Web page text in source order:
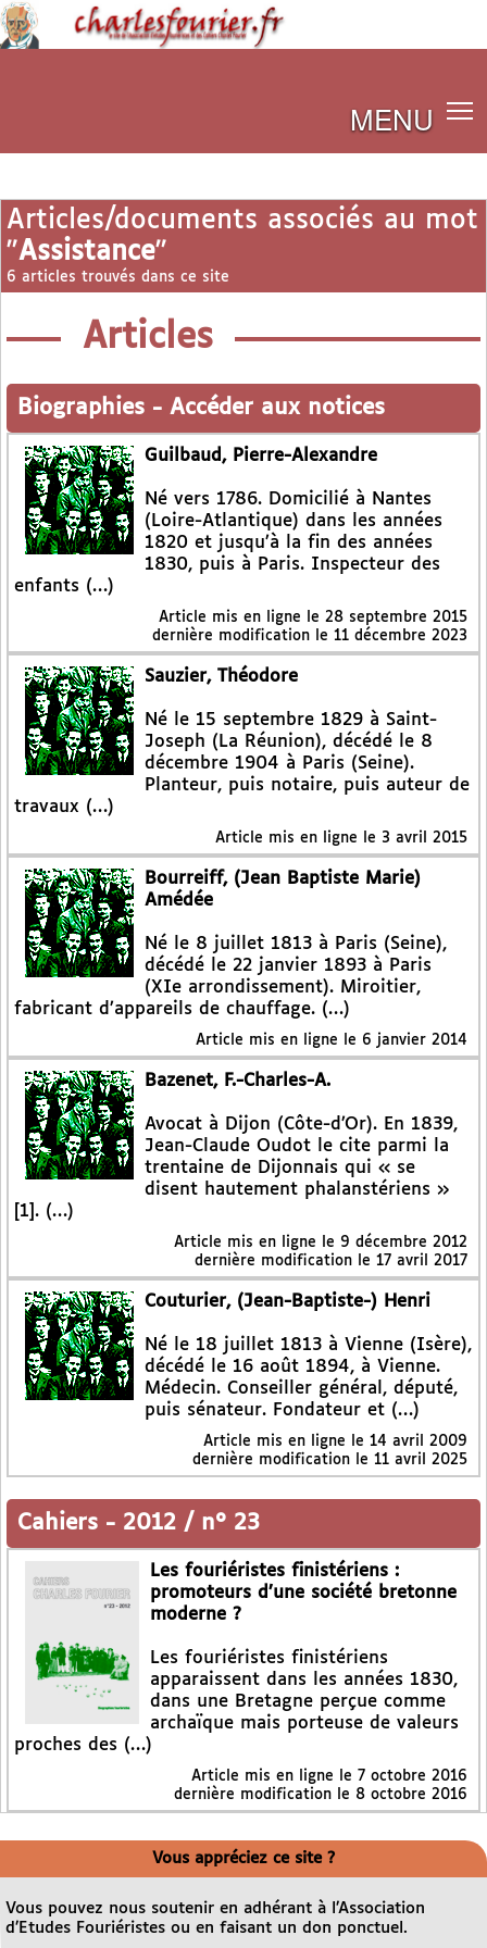
MENU
Articles/documents associés au mot
"Assistance"
6 articles trouvés dans ce site
Articles
Biographies - Accéder aux notices
Guilbaud, Pierre-Alexandre
Né vers 1786. Domicilié à Nantes
(Loire-Atlantique) dans les années
1820 et jusqu’à la fin des années
1830, puis à Paris. Inspecteur des
enfants (…)
Article mis en ligne le 28 septembre 2015
dernière modification le 11 décembre 2023
Sauzier, Théodore
Né le 15 septembre 1829 à Saint-
Joseph (La Réunion), décédé le 8
décembre 1904 à Paris (Seine).
Planteur, puis notaire, puis auteur de
travaux (…)
Article mis en ligne le 3 avril 2015
Bourreiff, (Jean Baptiste Marie)
Amédée
Né le 8 juillet 1813 à Paris (Seine),
décédé le 22 janvier 1893 à Paris
(XIe arrondissement). Miroitier,
fabricant d’appareils de chauffage. (…)
Article mis en ligne le 6 janvier 2014
Bazenet, F.-Charles-A.
Avocat à Dijon (Côte-d’Or). En 1839,
Jean-Claude Oudot le cite parmi la
trentaine de Dijonnais qui « se
disent hautement phalanstériens »
[1]. (…)
Article mis en ligne le 9 décembre 2012
dernière modification le 17 avril 2017
Couturier, (Jean-Baptiste-) Henri
Né le 18 juillet 1813 à Vienne (Isère),
décédé le 16 août 1894, à Vienne.
Médecin. Conseiller général, député,
puis sénateur. Fondateur et (…)
Article mis en ligne le 14 avril 2009
dernière modification le 11 avril 2025
Cahiers - 2012 / n° 23
Les fouriéristes finistériens :
promoteurs d’une société bretonne
moderne ?
Les fouriéristes finistériens
apparaissent dans les années 1830,
dans une Bretagne perçue comme
archaïque mais porteuse de valeurs
proches des (…)
Article mis en ligne le 7 octobre 2016
dernière modification le 8 octobre 2016
Vous appréciez ce site ?
Vous pouvez nous soutenir en adhérant à l’Association
d’Etudes Fouriéristes ou en faisant un don ponctuel.